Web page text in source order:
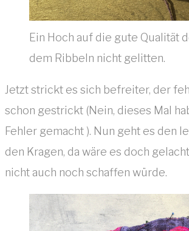
Ein Hoch auf die gute Qualität
dem Ribbeln nicht gelitten.
Jetzt strickt es sich befreiter, der
schon gestrickt (Nein, dieses Mal
Fehler gemacht ). Nun geht es den
den Kragen, da wäre es doch
nicht auch noch schaffen würde.